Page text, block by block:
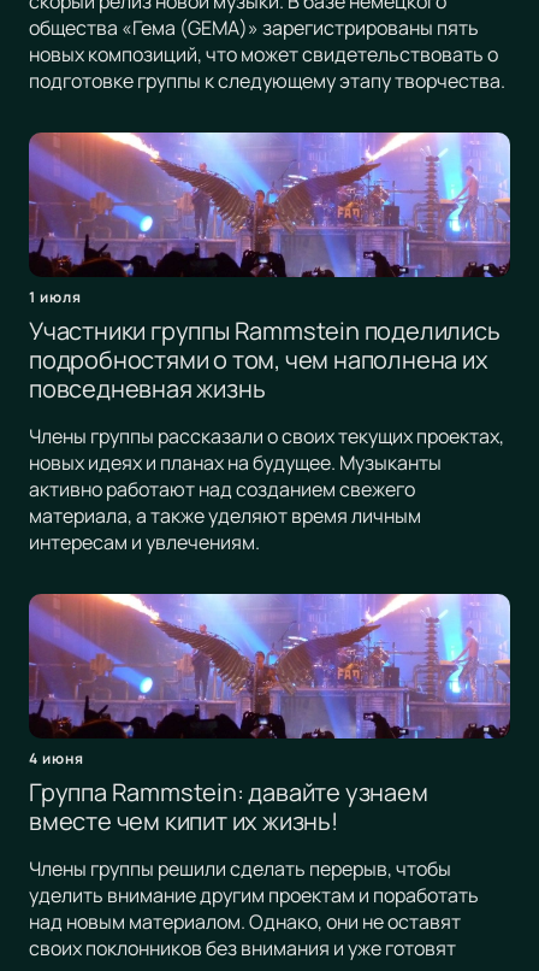
общества «Гема (GEMA)» зарегистрированы пять
новых композиций, что может свидетельствовать о
подготовке группы к следующему этапу творчества.
1 июля
Участники группы Rammstein поделились
подробностями о том, чем наполнена их
повседневная жизнь
Члены группы рассказали о своих текущих проектах,
новых идеях и планах на будущее. Музыканты
активно работают над созданием свежего
материала, а также уделяют время личным
интересам и увлечениям.
4 июня
Группа Rammstein: давайте узнаем
вместе чем кипит их жизнь!
Члены группы решили сделать перерыв, чтобы
уделить внимание другим проектам и поработать
над новым материалом. Однако, они не оставят
своих поклонников без внимания и уже готовят